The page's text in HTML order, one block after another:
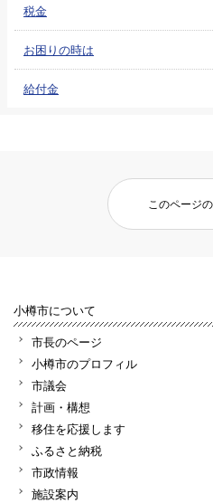
税金
お困りの時は
給付金
このページ
小樽市について
市長のページ
小樽市のプロフィル
市議会
計画・構想
移住を応援します
ふるさと納税
市政情報
施設案内